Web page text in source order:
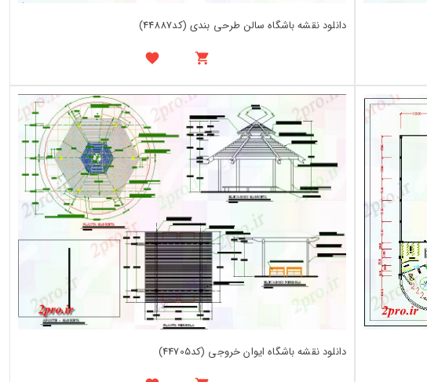
دانلود نقشه باشگاه سالن طرحی بندی (کد44887)
دانلود نقشه باشگاه ایوان خروجی (کد44705)